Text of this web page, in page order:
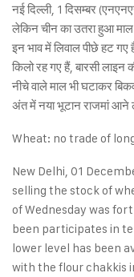
नई दिल्ली, 1 दिसम्बर
लेकिन चीन का उतरा हुआ
इन भाव में लिवाल पीछे हट
किलो रह गए हैं, बारसी लाइन
नीचे वाले माल भी घटाकर
अंत में नया भूटान राजमां आने
Wheat: no trade of
New Delhi, 01
selling the stock of
of Wednesday was
been participates in
lower level has been
with the flour chakkis